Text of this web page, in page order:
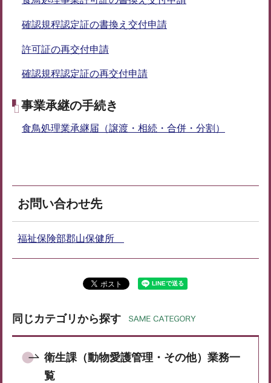
確認規程認定証の書換え交付申請
許可証の再交付申請
確認規程認定証の再交付申請
事業承継の手続き
食鳥処理業承継届（譲渡・相続・合併・分割）
お問い合わせ先
福祉保険部郡山保健所
同じカテゴリから探す
衛生課（動物愛護管理・その他）業務一
覧